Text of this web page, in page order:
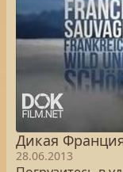
Дикая
28.06.2013